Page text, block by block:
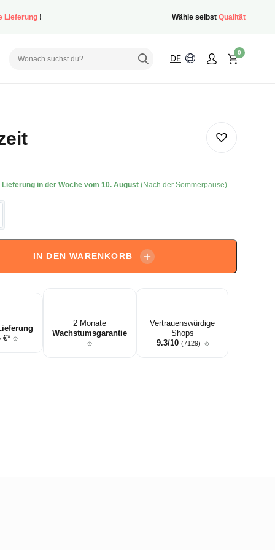
Lieferung ! Wähle selbst Qualität
DE
0
Lieferung in der Woche vom 10. August (Nach der Sommerpause)
IN DEN WARENKORB
€*
2 Monate
Wachstumsgarantie
Vertrauenswürdige
Shops
9.3/10 (7129)